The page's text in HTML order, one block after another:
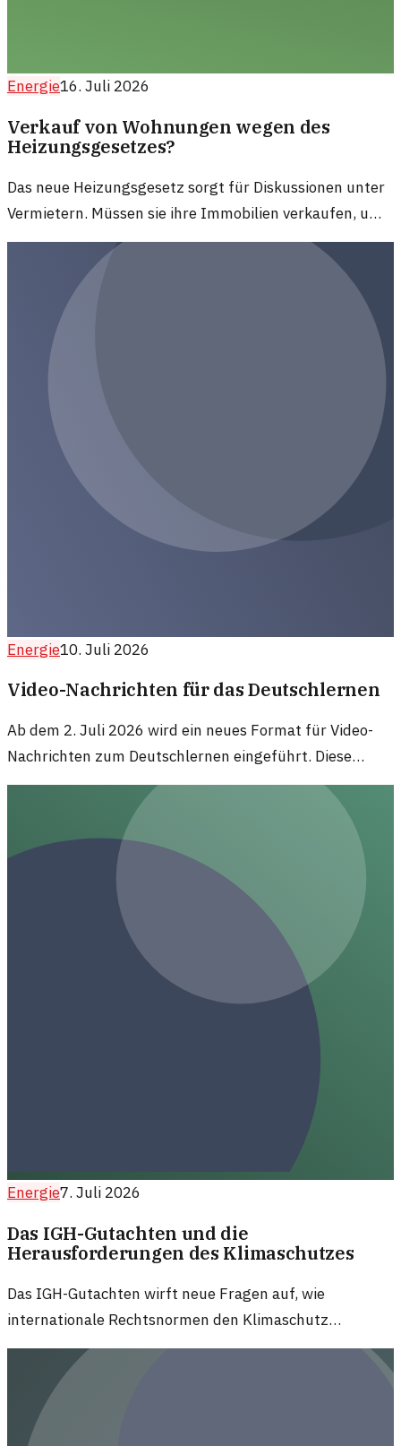
Energie16. Juli 2026
Verkauf von Wohnungen wegen des
Heizungsgesetzes?
Das neue Heizungsgesetz sorgt für Diskussionen unter
Vermietern. Müssen sie ihre Immobilien verkaufen, um
die neuen Vorgaben zu erfüllen?
Energie10. Juli 2026
Video-Nachrichten für das Deutschlernen
Ab dem 2. Juli 2026 wird ein neues Format für Video-
Nachrichten zum Deutschlernen eingeführt. Diese
Initiative zielt darauf ab, Sprachlernende auf innovative
Weise zu unterstützen.
Energie7. Juli 2026
Das IGH-Gutachten und die
Herausforderungen des Klimaschutzes
Das IGH-Gutachten wirft neue Fragen auf, wie
internationale Rechtsnormen den Klimaschutz
vorantreiben können. Analysieren wir die Bedeutung
und die Herausforderungen.